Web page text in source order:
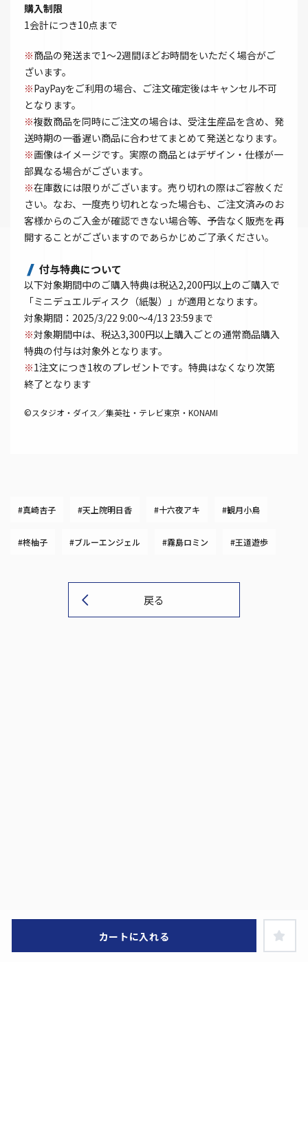
カートに入れる
購入制限
1会計につき10点まで
※商品の発送まで1～2週間ほどお時間をいただく場合がご
ざいます。
※PayPayをご利用の場合、ご注文確定後はキャンセル不可
となります。
※複数商品を同時にご注文の場合は、受注生産品を含め、発
送時期の一番遅い商品に合わせてまとめて発送となります。
※画像はイメージです。実際の商品とはデザイン・仕様が一
部異なる場合がございます。
※在庫数には限りがございます。売り切れの際はご容赦くだ
さい。なお、一度売り切れとなった場合も、ご注文済みのお
客様からのご入金が確認できない場合等、予告なく販売を再
開することがございますのであらかじめご了承ください。
付与特典について
以下対象期間中のご購入特典は税込2,200円以上のご購入で
「ミニデュエルディスク（紙製）」が適用となります。
対象期間：2025/3/22 9:00～4/13 23:59まで
※対象期間中は、税込3,300円以上購入ごとの通常商品購入
特典の付与は対象外となります。
※1注文につき1枚のプレゼントです。特典はなくなり次第
終了となります
©スタジオ・ダイス／集英社・テレビ東京・KONAMI
#真崎杏子 #天上院明日香 #十六夜アキ #観月小鳥
#柊柚子 #ブルーエンジェル #霧島ロミン #王道遊歩
戻る